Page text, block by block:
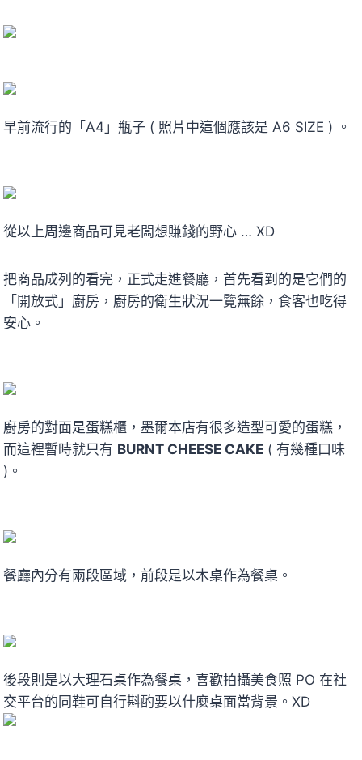
早前流行的「A4」瓶子 ( 照片中這個應該是 A6 SIZE ) 。
從以上周邊商品可見老闆想賺錢的野心 … XD
把商品成列的看完，正式走進餐廳，首先看到的是它們的
「開放式」廚房，廚房的衛生狀況一覽無餘，食客也吃得
安心。
廚房的對面是蛋糕櫃，墨爾本店有很多造型可愛的蛋糕，
而這裡暫時就只有 BURNT CHEESE CAKE ( 有幾種口味
)。
餐廳內分有兩段區域，前段是以木桌作為餐桌。
後段則是以大理石桌作為餐桌，喜歡拍攝美食照 PO 在社
交平台的同鞋可自行斟酌要以什麼桌面當背景。XD